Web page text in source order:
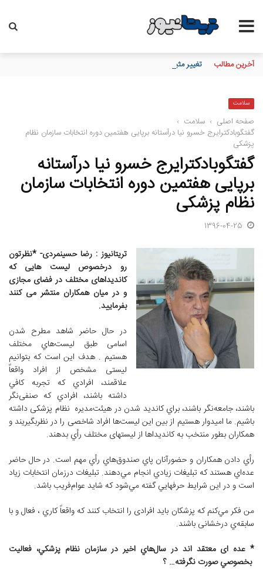
آخرین مطالب تغییر مثبت در عملکرد مالی بانک صادرات ایران/ درآمد عملیاتی 80 درصد رشد کرد
سلامت
صفحه اصلی › سلامت ›
گفتگوبادکترایرج خسرو نیا درآستانه برپایی هفتمین دوره انتخابات سازمان نظام
پزشکی
گفتگوبادکترایرج خسرو نیا درآستانه
برپایی هفتمین دوره انتخابات سازمان
نظام پزشکی
1396-04-25
تریتانیوز : رضا حسینمردی- *نظرتون
رو درخصوص لیست هایی که
کاندیداهای مختلف در فضای مجازی
و در میان همکاران منتشر می کنند
بفرمایید.
در حال حاضر شاهد مطرح شدن
اسامی طبق ليست‌هاي مختلف
هستيم . هدف اين است كه بتوانيم
ليستی مشخص از افراد واقعاً
علاقمند، افرادي كه تجربه كافي
داشته باشند، افرادي كه صنفی‌نگر
باشند، جامعه‌نگر باشند، براي كانديد شدن در هيئت‌مديره نظام پزشکی داشته
باشیم. ما اميدوار هستيم از بين اين ليست‌ها افراد شاخصی را در نظربگيريند و
همكاران بطور منتخب به کاندیداها از لیستهای مختلف رأي بدهند.
رأي دادن همكاران و حضورآنان پاي صندوق‌هاي رأي مهم است. در حال حاضر
عده‌اي هستند كه تبليغات زيادي انجام مي‌دهند. تبليغات درزمان انتخابات زياد
است و در اين شرايط حرفهايي گفته مي‌شود كه شاید عوام‌فريب باشد.
من فكر مي‌كنم كه پزشكان بايد افرادی را انتخاب كنند كه واقعاً كاري ، فعال و با
سابقه‌ي درخشانی باشند.
* عده ای معتقد اند در سال‌هاي اخير در سازمان نظام پزشكي، فعالیت
بخصوصي صورت نگرفته… ؟